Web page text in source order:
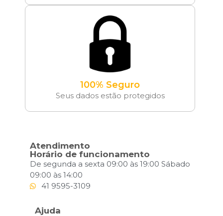
100% Seguro
Seus dados estão protegidos
Atendimento
Horário de funcionamento
De segunda a sexta 09:00 às 19:00 Sábado
09:00 às 14:00
41 9595-3109
Ajuda